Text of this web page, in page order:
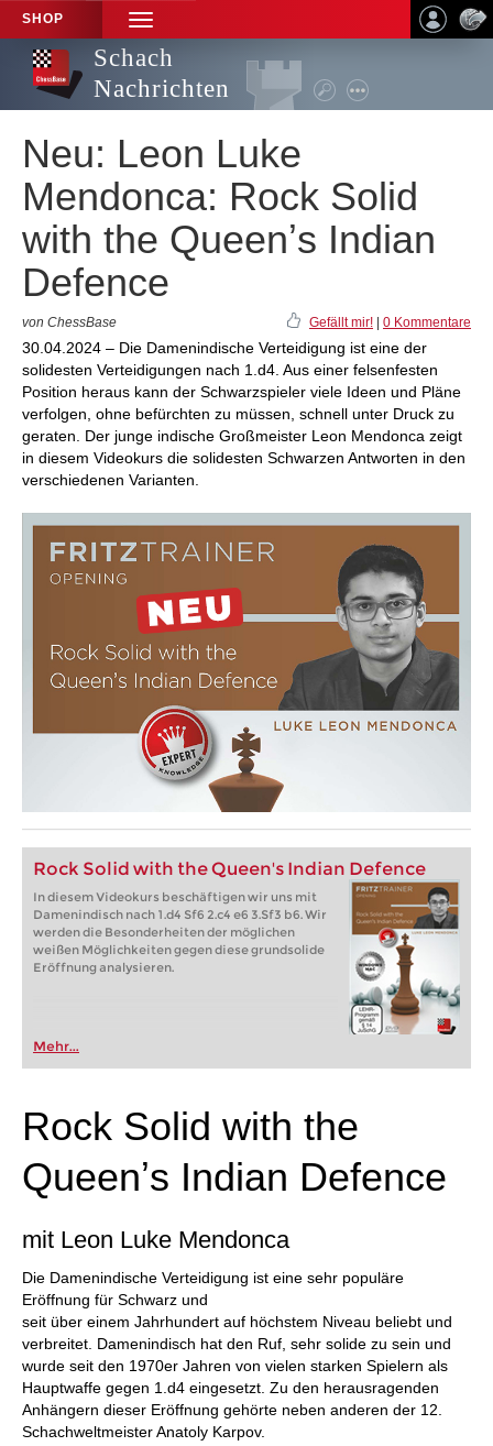
SHOP
TOGGLE
NAVIGATION
Schach
Nachrichten
Neu: Leon Luke
Mendonca: Rock Solid
with the Queenʼs Indian
Defence
von ChessBase Gefällt mir! 0 Kommentare
30.04.2024 – Die Damenindische Verteidigung ist eine der
solidesten Verteidigungen nach 1.d4. Aus einer felsenfesten
Position heraus kann der Schwarzspieler viele Ideen und Pläne
verfolgen, ohne befürchten zu müssen, schnell unter Druck zu
geraten. Der junge indische Großmeister Leon Mendonca zeigt
in diesem Videokurs die solidesten Schwarzen Antworten in den
verschiedenen Varianten.
Rock Solid with the Queen's Indian Defence
In diesem Videokurs beschäftigen wir uns mit
Damenindisch nach 1.d4 Sf6 2.c4 e6 3.Sf3 b6. Wir
werden die Besonderheiten der möglichen
weißen Möglichkeiten gegen diese grundsolide
Eröffnung analysieren.
Mehr...
Rock Solid with the
Queenʼs Indian Defence
mit Leon Luke Mendonca
Die Damenindische Verteidigung ist eine sehr populäre
Eröffnung für Schwarz und
seit über einem Jahrhundert auf höchstem Niveau beliebt und
verbreitet. Damenindisch hat den Ruf, sehr solide zu sein und
wurde seit den 1970er Jahren von vielen starken Spielern als
Hauptwaffe gegen 1.d4 eingesetzt. Zu den herausragenden
Anhängern dieser Eröffnung gehörte neben anderen der 12.
Schachweltmeister Anatoly Karpov.